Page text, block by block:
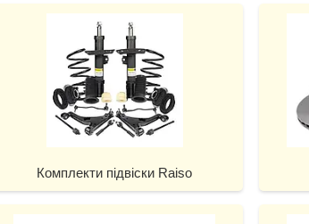
Комплекти підвіски Raiso